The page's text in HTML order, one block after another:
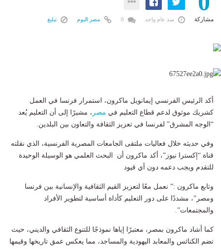
مشاركة منذ عام واحد مصر اليوم تبليغ
أكد الرئيس الفرنسي إيمانويل ماكرون، استمرار فرنسا في العمل
كشريك موثوق لدعم قطاع التعليم في مصر ، مشيرًا إلى أن التعليم يُعد
“الوجه المشرق” لفرنسا في تعزيز الثقافة والتعاون بين البلدين.
وفي حديثه خلال فعاليات ملتقى الجامعات المصرية الفرنسية، الذي نقلته
قناة “إكسترا نيوز”، أكد ماكرون أن البحث العلمي هو الوسيلة الوحيدة
للتقدم ويجب دعمه دون أي قيود
وتابع ماكرون :” نعمل معًا لتعزيز القيم الثقافية والإنسانية بين فرنسا
ومصر”، مشددًا على دور التعليم كأداة أساسية لتطوير الأفراد
والمجتمعات”.
كما أشاد ماكرون بمصر، معتبرًا إياها نموذجًا للتنوع الثقافي والديني، حيث
تضم الكنائس والمعابد اليهودية والمساجد، مما يعكس عمق تاريخها وقيمها